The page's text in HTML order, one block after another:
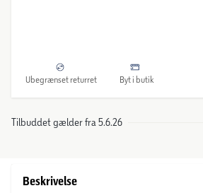
Ubegrænset returret Byt i butik
Tilbuddet gælder fra 5.6.26
Beskrivelse